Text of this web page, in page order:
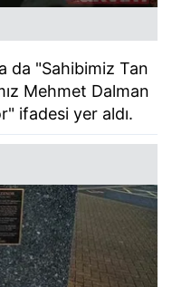
da "Sahibimiz Tan
Mehmet Dalman
ifadesi yer aldı.